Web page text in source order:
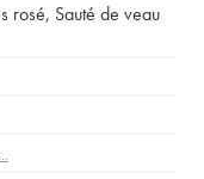
rosé, Sauté de veau